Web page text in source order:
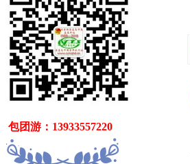
包团游：13933557220